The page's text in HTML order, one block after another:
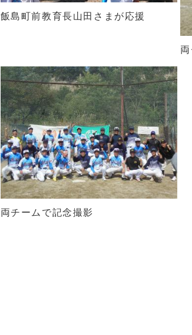
飯島町前教育長山田さまが応援
両チームで記念撮影